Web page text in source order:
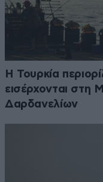
Η Τουρκία
εισέρχονται
Δαρδανελίων